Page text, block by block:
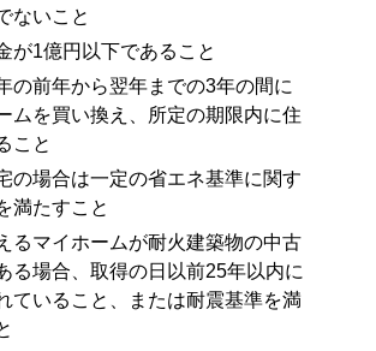
ないこと
が1億円以下であること
の前年から翌年までの3年の間に
ムを買い換え、所定の期限内に住
こと
の場合は一定の省エネ基準に関す
満たすこと
るマイホームが耐火建築物の中古
る場合、取得の日以前25年以内に
ていること、または耐震基準を満